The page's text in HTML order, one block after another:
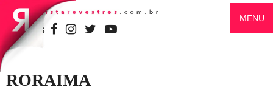
SIGA-NOS
MENU
RORAIMA